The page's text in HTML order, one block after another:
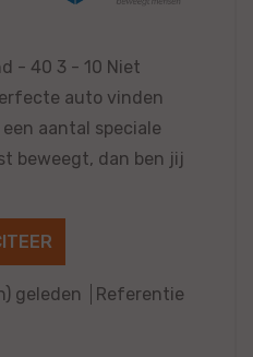
- 40 3 - 10 Niet
auto vinden
aantal speciale
beweegt, dan ben jij
geleden
Referentie